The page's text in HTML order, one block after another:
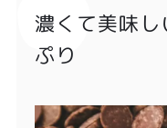
濃くて美味
ぷり